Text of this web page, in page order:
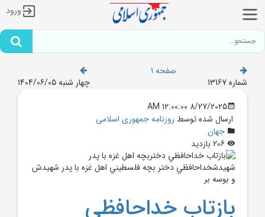
ورود
صفحه 1
شماره 13167
چهار شنبه 1404/06/05
8/27/2025 12:00:00 AM
ارسال شده توسط روزنامه جمهوری اسلامی
جهان
بازتاب خداحافظي